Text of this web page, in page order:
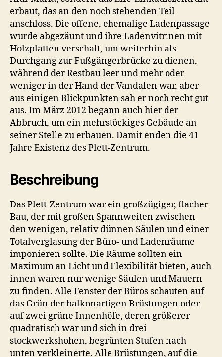
erbaut, das an den noch stehenden Teil
anschloss. Die offene, ehemalige Ladenpassage
wurde abgezäunt und ihre Ladenvitrinen mit
Holzplatten verschalt, um weiterhin als
Durchgang zur Fußgängerbrücke zu dienen,
während der Restbau leer und mehr oder
weniger in der Hand der Vandalen war, aber
aus einigen Blickpunkten sah er noch recht gut
aus. Im März 2012 begann auch hier der
Abbruch, um ein mehrstöckiges Gebäude an
seiner Stelle zu erbauen. Damit enden die 41
Jahre Existenz des Plett-Zentrum.
Beschreibung
Das Plett-Zentrum war ein großzügiger, flacher
Bau, der mit großen Spannweiten zwischen
den wenigen, relativ dünnen Säulen und einer
Totalverglasung der Büro- und Ladenräume
imponieren sollte. Die Räume sollten ein
Maximum an Licht und Flexibilität bieten, auch
innen waren nur wenige Säulen und Mauern
zu finden. Alle Fenster der Büros schauten auf
das Grün der balkonartigen Brüstungen oder
auf zwei grüne Innenhöfe, deren größerer
quadratisch war und sich in drei
stockwerkshohen, begrünten Stufen nach
unten verkleinerte. Alle Brüstungen, auf die